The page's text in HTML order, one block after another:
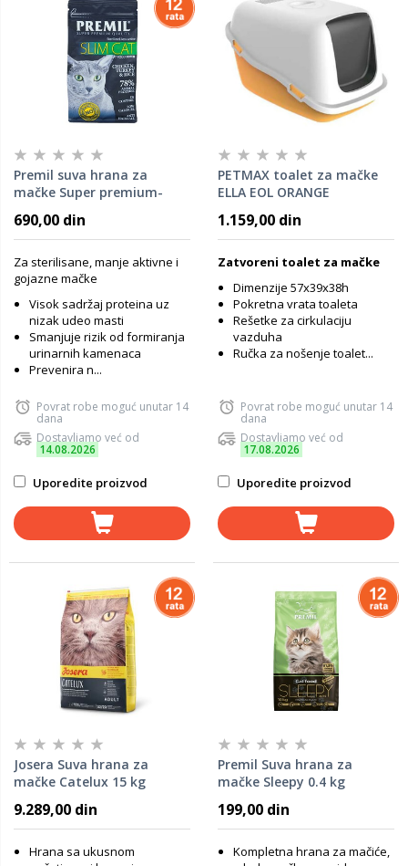
Premil suva hrana za
mačke Super premium-
690,00 din
Za sterilisane, manje aktivne i
gojazne mačke
Visok sadržaj proteina uz
nizak udeo masti
Smanjuje rizik od formiranja
urinarnih kamenaca
Prevenira n...
Povrat robe moguć unutar 14
dana
Dostavljamo već od
14.08.2026
Uporedite proizvod
PETMAX toalet za mačke
ELLA EOL ORANGE
1.159,00 din
Zatvoreni toalet za mačke
Dimenzije 57x39x38h
Pokretna vrata toaleta
Rešetke za cirkulaciju
vazduha
Ručka za nošenje toalet...
Povrat robe moguć unutar 14
dana
Dostavljamo već od
17.08.2026
Uporedite proizvod
Josera Suva hrana za
mačke Catelux 15 kg
9.289,00 din
Hrana sa ukusnom
Premil Suva hrana za
mačke Sleepy 0.4 kg
199,00 din
Kompletna hrana za mačiće,